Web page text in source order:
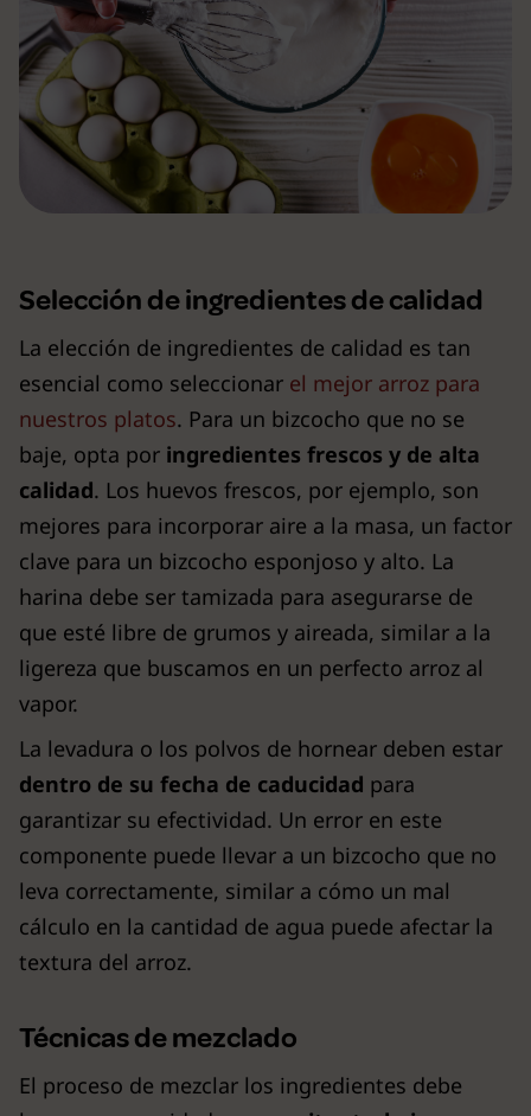
Selección de ingredientes de calidad
La elección de ingredientes de calidad es tan
esencial como seleccionar el mejor arroz para
nuestros platos. Para un bizcocho que no se
baje, opta por ingredientes frescos y de alta
calidad. Los huevos frescos, por ejemplo, son
mejores para incorporar aire a la masa, un factor
clave para un bizcocho esponjoso y alto. La
harina debe ser tamizada para asegurarse de
que esté libre de grumos y aireada, similar a la
ligereza que buscamos en un perfecto arroz al
vapor.
La levadura o los polvos de hornear deben estar
dentro de su fecha de caducidad para
garantizar su efectividad. Un error en este
componente puede llevar a un bizcocho que no
leva correctamente, similar a cómo un mal
cálculo en la cantidad de agua puede afectar la
textura del arroz.
Técnicas de mezclado
El proceso de mezclar los ingredientes debe